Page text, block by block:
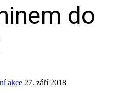
do
akce 27. září 2018